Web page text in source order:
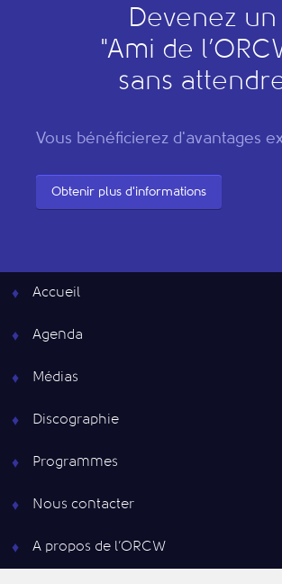
Devenez un
"Ami de l’O
sans
Vous bénéficierez d'avantages
Obtenir plus d'informations
Accueil
Agenda
Médias
Discographie
Programmes
Nous contacter
A propos de l’ORCW